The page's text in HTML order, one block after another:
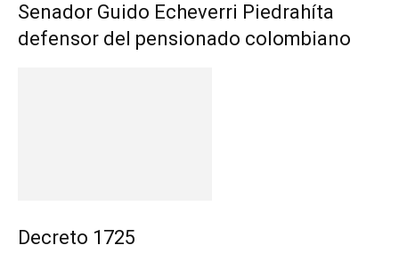
Senador Guido Echeverri Piedrahíta
defensor del pensionado colombiano
Decreto 1725